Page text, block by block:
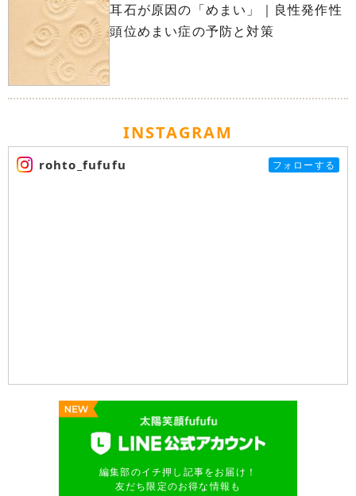
耳石が原因の「めまい」｜良性発作性
頭位めまい症の予防と対策
INSTAGRAM
rohto_fufufu フォローする
編集部のイチ押し記事をお届け！
友だち限定のお得な情報も